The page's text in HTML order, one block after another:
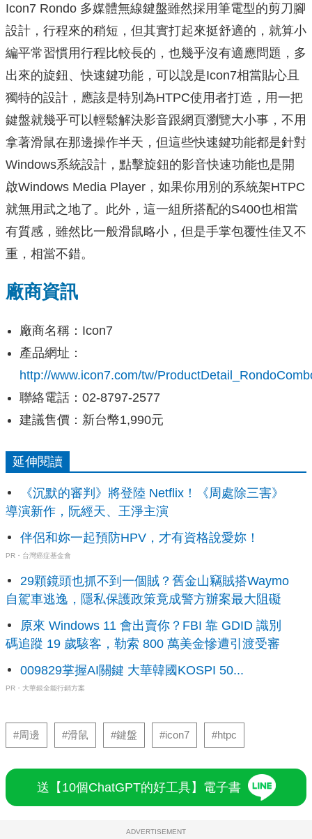
Icon7 Rondo 多媒體無線鍵盤雖然採用筆電型的剪刀腳
設計，行程來的稍短，但其實打起來挺舒適的，就算小
編平常習慣用行程比較長的，也幾乎沒有適應問題，多
出來的旋鈕、快速鍵功能，可以說是Icon7相當貼心且
獨特的設計，應該是特別為HTPC使用者打造，用一把
鍵盤就幾乎可以輕鬆解決影音跟網頁瀏覽大小事，不用
拿著滑鼠在那邊操作半天，但這些快速鍵功能都是針對
Windows系統設計，點擊旋鈕的影音快速功能也是開
啟Windows Media Player，如果你用別的系統架HTPC
就無用武之地了。此外，這一組所搭配的S400也相當
有質感，雖然比一般滑鼠略小，但是手掌包覆性佳又不
重，相當不錯。
廠商資訊
廠商名稱：Icon7
產品網址：
http://www.icon7.com/tw/
聯絡電話：02-8797-2577
建議售價：新台幣1,990元
延伸閱讀
《沉默的審判》將登陸 Netflix！《周處除三害》
導演新作，阮經天、王淨主演
伴侶和妳一起預防HPV，才有資格說愛妳！
PR・台灣癌症基金會
29顆鏡頭也抓不到一個賊？舊金山竊賊搭Waymo
自駕車逃逸，隱私保護政策竟成警方辦案最大阻礙
原來 Windows 11 會出賣你？FBI 靠 GDID 識別
碼追蹤 19 歲駭客，勒索 800 萬美金慘遭引渡受審
009829掌握AI關鍵 大華韓國KOSPI 50...
PR・大華銀全能行銷方案
#周邊 #滑鼠 #鍵盤 #icon7 #htpc
送【10個ChatGPT的好工具】電子書
ADVERTISEMENT